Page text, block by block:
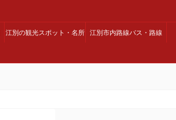
江別の観光スポット・名所 江別市内路線バス・路線